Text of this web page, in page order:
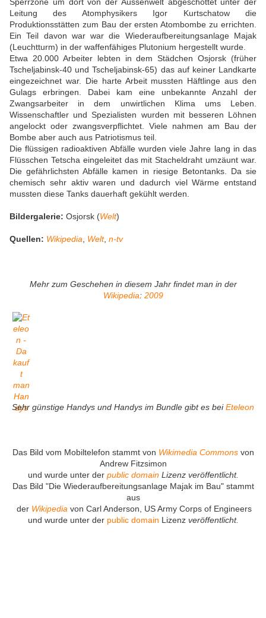
Leitung des Atomphysikers Igor Kurtschatow die
Produktionsstätten zum Bau der ersten Atombombe zu errichten.
Ein Teil davon war war die Wiederaufbereitungsanlage Majak
(Leuchtturm) in der waffenfähiges Plutonium hergestellt wurde.
Etwa 20.000 Arbeiter lebten in dem Städchen Osjorsk (früher
Tscheljabinsk-40 und Tscheljabinsk-65) das auf keiner Landkarte
eingezeichnet war. Die harte Arbeit mussten Häftlinge aus den
Gulags erbringen. Dabei kam eine unbekannte Anzahl der
Zwangsarbeiter in dem unwirtlichen Klima ums Leben.
Wissenschaftler und Spezialisten wurden mit besseren Löhnen
angelockt oder zwangsverpflichtet. Viele nahmen am Bau der
Bombe aber auch aus Patriotismus teil.
Die flüssigen radioaktiven Abfälle wurden viele Jahre lang in das
Flüsschen Tetscha eingeleitet das mit Stacheldraht umzäunt war.
Die gefährlichsten Abfälle kamen in riesige Betontanks. Da sie
chemisch sehr aktiv waren und dadurch viel Wärme entstand
mussten diese Tanks dauerhaft gekühlt werden.
Bildergalerie: Osjorsk (Welt)
Quellen: Wikipedia Welt, n-tv
Mehr zum Geschehen in diesem Jahr findet man in der
Wikipedia: 2009
Sehr günstige Handys und Handys im Bundle gibt es beiEteleon
Das Bild vom Mobiltelefon stammt von Wikimedia Commonsvon
Andrew Fitzsimon
und wurde unter der public domainLizenz veröffentlicht.
Das Bild "Die Wiederaufbereitungsanlage Majak im Bau" stammt
aus
der Wikipedia von Carl Anderson, US Army Corps of Engineers
und wurde unter der public domain Lizenz veröffentlicht.